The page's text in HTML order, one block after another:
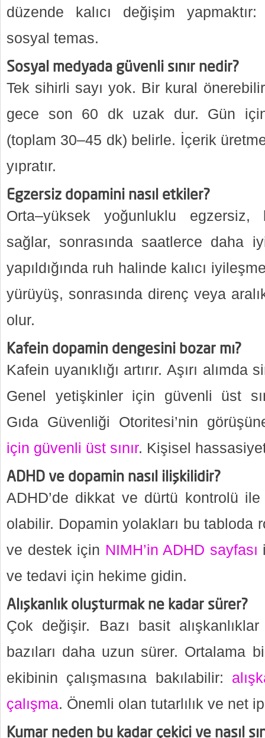
düzende kalıcı değişim
sosyal temas.
Sosyal medyada güvenli sınır nedir?
Tek sihirli sayı yok. Bir kural
gece son 60 dk uzak dur. Gün
(toplam 30–45 dk) belirle. İçerik
yıpratır.
Egzersiz dopamini nasıl etkiler?
Orta–yüksek yoğunluklu egzersiz,
sağlar, sonrasında saatlerce daha
yapıldığında ruh halinde kalıcı
yürüyüş, sonrasında direnç veya
olur.
Kafein dopamin dengesini bozar mı?
Kafein uyanıklığı artırır. Aşırı
Genel yetişkinler için güvenli üst
Gıda Güvenliği Otoritesi’nin
için güvenli üst sınır. Kişisel
ADHD ve dopamin nasıl ilişkilidir?
ADHD’de dikkat ve dürtü kontrolü
olabilir. Dopamin yolakları bu tabloda
ve destek için NIMH’in ADHD sayfası
ve tedavi için hekime gidin.
Alışkanlık oluşturmak ne kadar sürer?
Çok değişir. Bazı basit
bazıları daha uzun sürer. Ortalama
ekibinin çalışmasına bakılabilir:
çalışma. Önemli olan tutarlılık ve net
Kumar neden bu kadar çekici ve nasıl